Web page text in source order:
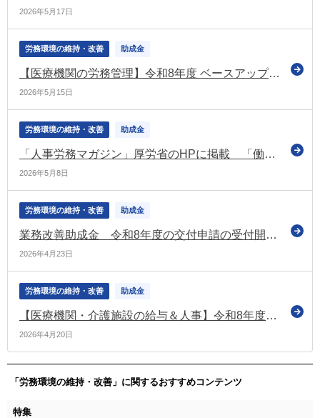
2026年5月17日
労務環境の維持・改善 助成金
【医療機関の労務管理】令和8年度 ベースアップ評価料の実務完全ガイド【第1回】まずはここまで！無床診療所の届出と様式整理
2026年5月15日
労務環境の維持・改善 助成金
「人事労務マガジン」厚労省のHPに掲載 「働き方改革推進支援助成金」の受付案内などの情報を掲載
2026年5月8日
労務環境の維持・改善 助成金
業務改善助成金 令和8年度の交付申請の受付開始日は令和８年９月１日から（厚労省）
2026年4月23日
労務環境の維持・改善 助成金
【医療機関・介護施設の給与＆人事】令和8年度診療報酬改定におけるベースアップ評価料の主な変更点
2026年4月20日
「労務環境の維持・改善」に関するおすすめコンテンツ
特集